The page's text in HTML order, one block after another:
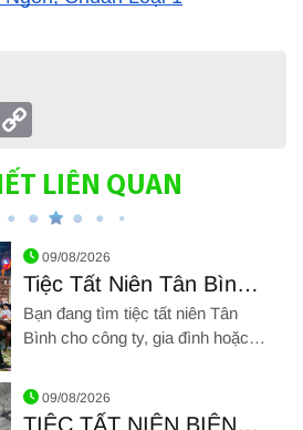
LIÊN QUAN
Tân Bình – Nơi Đặt Tiệc Giá Rẻ,
09/08/2026
Tiệc Tất Niên Tân Bình –
Nơi Đặt Tiệc Giá Rẻ, Hải
Sản Chất Lượng | Giang
Bạn đang tìm tiệc tất niên Tân
Bình cho công ty, gia đình hoặc
về giá cả – chất lượng – không
gian? Giang Ghẹ Tân Bình là địa
09/08/2026
TIỆC TẤT NIÊN BIÊN